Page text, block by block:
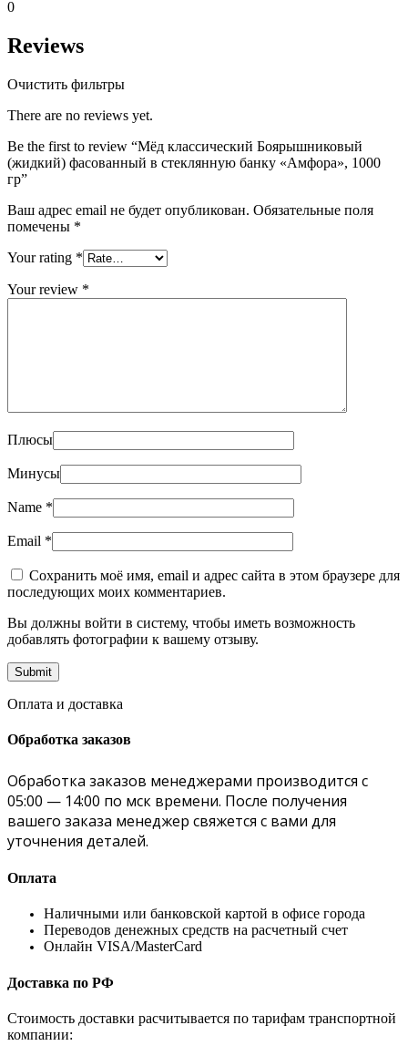
0
Reviews
Очистить фильтры
There are no reviews yet.
Be the first to review “Мёд классический Боярышниковый
(жидкий) фасованный в стеклянную банку «Амфора», 1000
гр”
Ваш адрес email не будет опубликован. Обязательные поля
помечены *
Your rating *
Your review *
Плюсы
Минусы
Name *
Email *
Сохранить моё имя, email и адрес сайта в этом браузере для
последующих моих комментариев.
Вы должны войти в систему, чтобы иметь возможность
добавлять фотографии к вашему отзыву.
Оплата и доставка
Обработка заказов
Обработка заказов менеджерами производится с
05:00 — 14:00 по мск времени. После получения
вашего заказа менеджер свяжется с вами для
уточнения деталей.
Оплата
Наличными или банковской картой в офисе города
Переводов денежных средств на расчетный счет
Онлайн VISA/MasterCard
Доставка по РФ
Стоимость доставки расчитывается по тарифам транспортной
компании: